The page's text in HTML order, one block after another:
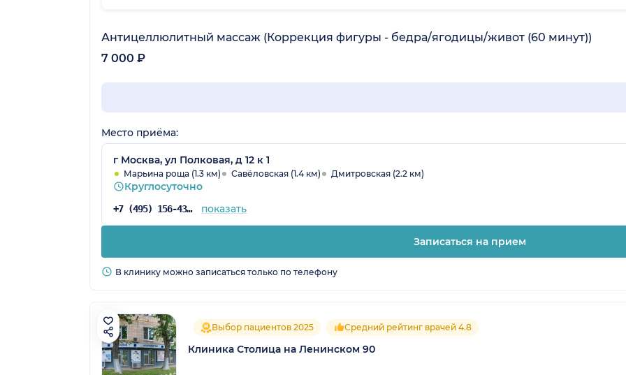
Антицеллюлитный массаж (Коррекция фигуры - бедра/ягодицы/живот (60 минут))
7 000 ₽
Место приёма:
г Москва, ул Полковая, д 12 к 1
Марьина роща (1.3 км) Савёловская (1.4 км) Дмитровская (2.2 км)
Круглосуточно
+7 (495) 156-43-19 показать
Записаться на прием
В клинику можно записаться только по телефону
Выбор пациентов 2025 Средний рейтинг врачей 4.8
Клиника Столица на Ленинском 90